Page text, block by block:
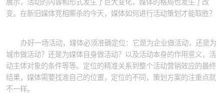
变。在新旧媒体竞相厮杀的今天，媒体如何进行活动策划才能取胜？
办好一场活动，媒体必须准确定位：它是为企业做活动，还是为
城市做活动？还是为媒体自身做活动？以及活动本身的作用意义，活
动主体对象的条件等等。定位的精准关系到整个活动营销效应的最终
结果，媒体需要找准自己的位置，定位的不同，策划方案的注重点就
不一样。